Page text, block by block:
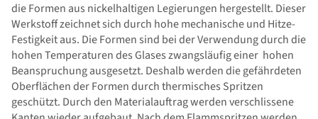
die Formen aus nickelhaltigen Legierungen hergestellt. Dieser
Werkstoff zeichnet sich durch hohe mechanische und Hitze-
Festigkeit aus. Die Formen sind bei der Verwendung durch die
hohen Temperaturen des Glases zwangsläufig einer hohen
Beanspruchung ausgesetzt. Deshalb werden die gefährdeten
Oberflächen der Formen durch thermisches Spritzen
geschützt. Durch den Materialauftrag werden verschlissene